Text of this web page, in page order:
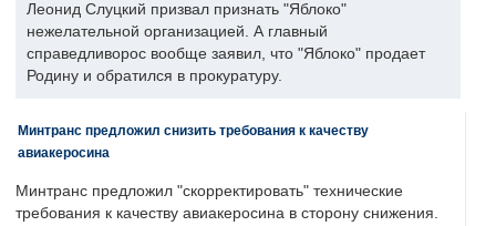
Леонид Слуцкий призвал признать "Яблоко"
нежелательной организацией. А главный
справедливорос вообще заявил, что "Яблоко" продает
Родину и обратился в прокуратуру.
Минтранс предложил снизить требования к качеству
авиакеросина
Минтранс предложил "скорректировать" технические
требования к качеству авиакеросина в сторону снижения.